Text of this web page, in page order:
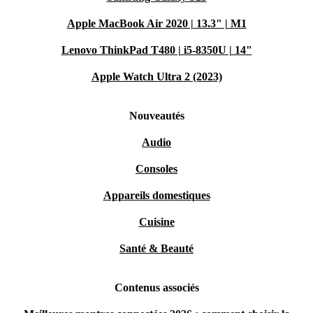
Apple MacBook Air 2020 | 13.3" | M1
Lenovo ThinkPad T480 | i5-8350U | 14"
Apple Watch Ultra 2 (2023)
Nouveautés
Audio
Consoles
Appareils domestiques
Cuisine
Santé & Beauté
Contenus associés